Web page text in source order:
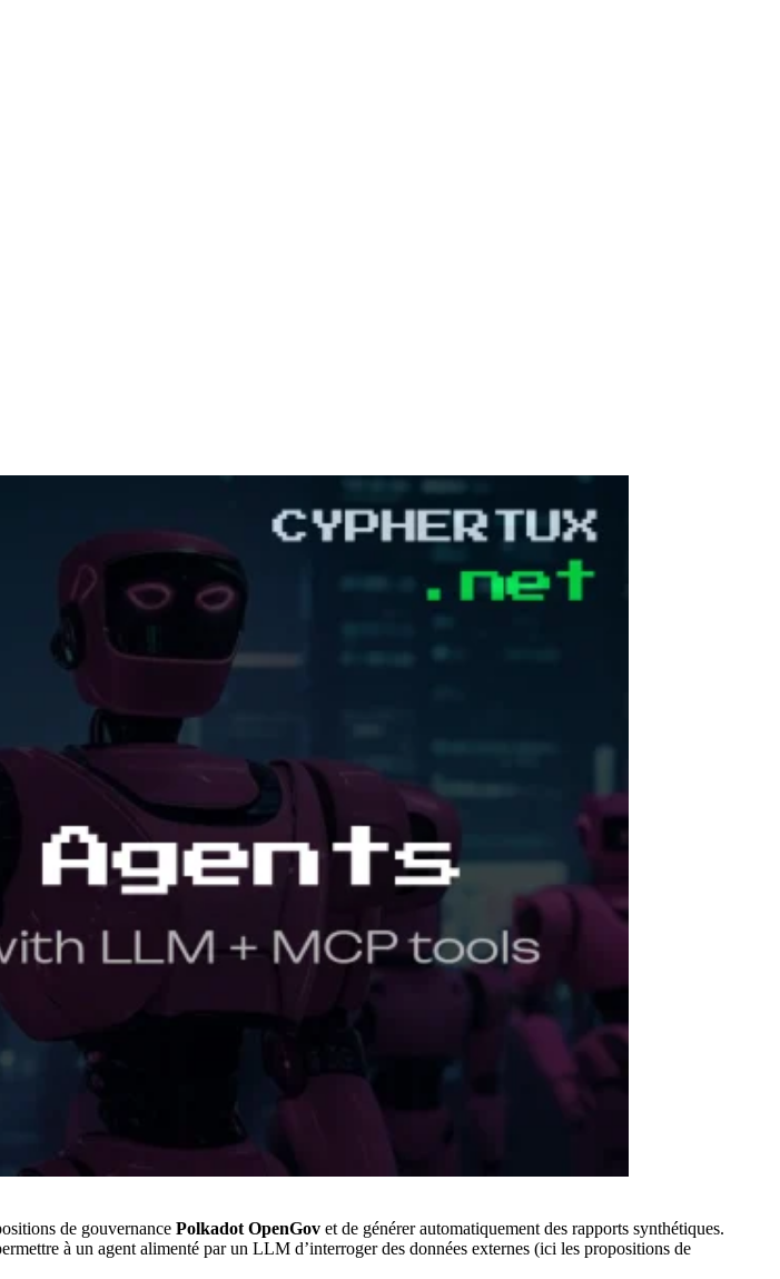
de gouvernance Polkadot OpenGov et de générer automatiquement des rapports synthétiques.
à un agent alimenté par un LLM d’interroger des données externes (ici les propositions de